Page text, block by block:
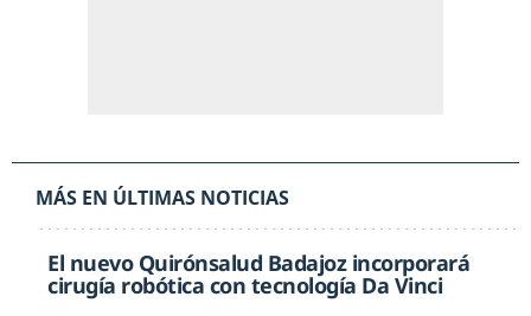
MÁS EN ÚLTIMAS NOTICIAS
El nuevo Quirónsalud Badajoz incorporará
cirugía robótica con tecnología Da Vinci